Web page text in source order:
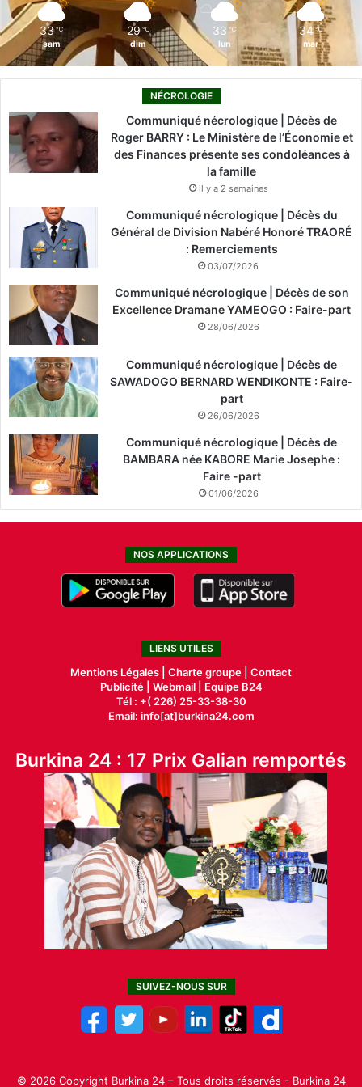
33 ℃
sam
29 ℃
dim
33 ℃
lun
34 ℃
mar
NÉCROLOGIE
Communiqué nécrologique | Décès de
Roger BARRY : Le Ministère de l’Économie et
des Finances présente ses condoléances à
la famille
il y a 2 semaines
Communiqué nécrologique | Décès du
Général de Division Nabéré Honoré TRAORÉ
: Remerciements
03/07/2026
Communiqué nécrologique | Décès de son
Excellence Dramane YAMEOGO : Faire-part
28/06/2026
Communiqué nécrologique | Décès de
SAWADOGO BERNARD WENDIKONTE : Faire-
part
26/06/2026
Communiqué nécrologique | Décès de
BAMBARA née KABORE Marie Josephe :
Faire -part
01/06/2026
NOS APPLICATIONS
LIENS UTILES
Mentions Légales | Charte groupe | Contact
Publicité| Webmail |
Equipe B24
Tél : +( 226) 25-33-38-30
Email: info[at]burkina24.com
Burkina 24 : 17 Prix Galian remportés
SUIVEZ-NOUS SUR
© 2026 Copyright Burkina 24 – Tous droits réservés - Burkina 24